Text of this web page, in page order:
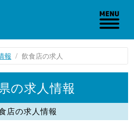
報 飲食店の求人
の求人情報
店の求人情報